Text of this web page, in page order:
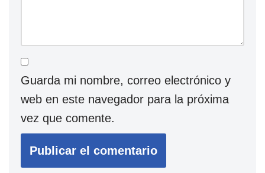
Guarda mi nombre, correo electrónico y
web en este navegador para la próxima
vez que comente.